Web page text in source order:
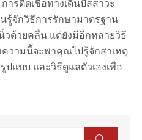
ารติดเชื้อทางเดินปัสสาวะ
รู้จักวิธีการรักษามาตรฐาน
วด้วยคลื่น แต่ยังมีอีกหลายวิธี
วามนี้จะพาคุณไปรู้จักสาเหตุ
แบบ และวิธีดูแลตัวเองเพื่อ